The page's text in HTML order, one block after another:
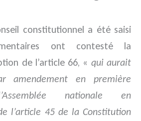
constitutionnel a été saisi
ont contesté la
de l’article 66, « qui aurait
amendement en première
nationale en
l’article 45 de la Constitution